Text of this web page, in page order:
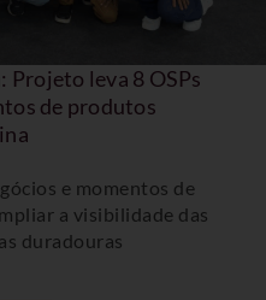
leva 8 OSPs
de produtos
e momentos de
a visibilidade das
duradouras